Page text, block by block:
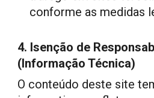
conforme as medidas
4. Isenção de
(Informação Técnica)
O conteúdo deste site